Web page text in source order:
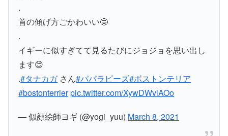
.
首の傾げ方ごかわいい🤩
.
イギーに似すぎてて見るたびにジョジョを思い出し
ます😊
.#タナカガさん#パパラピーズ#ボストンテリア
#bostonterrierpic.twitter.com/XywDWvlAOo
— 似顔絵師ヨギ (@yogi_yuu) March 8, 2021